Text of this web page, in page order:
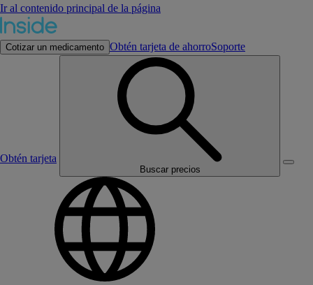
Ir al contenido principal de la página
Cotizar un medicamento Obtén tarjeta de ahorroSoporte
Obtén tarjeta
Buscar precios